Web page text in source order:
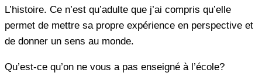
L’histoire. Ce n’est qu’adulte que j’ai compris qu’elle
permet de mettre sa propre expérience en perspective et
de donner un sens au monde.
Qu’est-ce qu’on ne vous a pas enseigné à l’école?